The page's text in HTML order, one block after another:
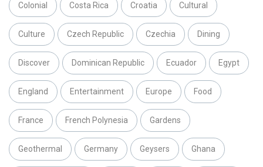
Colonial Costa Rica Croatia Cultural
Culture Czech Republic Czechia Dining
Discover Dominican Republic Ecuador Egypt
England Entertainment Europe Food
France French Polynesia Gardens
Geothermal Germany Geysers Ghana